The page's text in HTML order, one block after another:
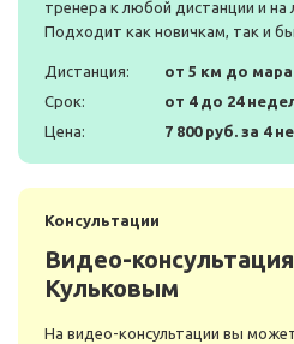
тренера к любой дистанции и на
Подходит как новичкам, так и
Дистанция:
от 5 км до
Срок:
от 4 до 24
Цена:
7 800 руб. за 4
Консультации
Видео-
Кульковым
На видео-консультации вы